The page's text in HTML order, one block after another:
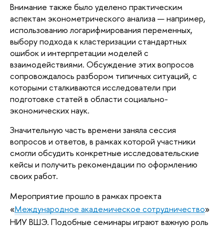
Внимание также было уделено практическим
аспектам эконометрического анализа — например,
использованию логарифмирования переменных,
выбору подхода к кластеризации стандартных
ошибок и интерпретации моделей с
взаимодействиями. Обсуждение этих вопросов
сопровождалось разбором типичных ситуаций, с
которыми сталкиваются исследователи при
подготовке статей в области социально-
экономических наук.
Значительную часть времени заняла сессия
вопросов и ответов, в рамках которой участники
смогли обсудить конкретные исследовательские
кейсы и получить рекомендации по оформлению
своих работ.
Мероприятие прошло в рамках проекта
«Международное академическое сотрудничество»
НИУ ВШЭ. Подобные семинары играют важную роль